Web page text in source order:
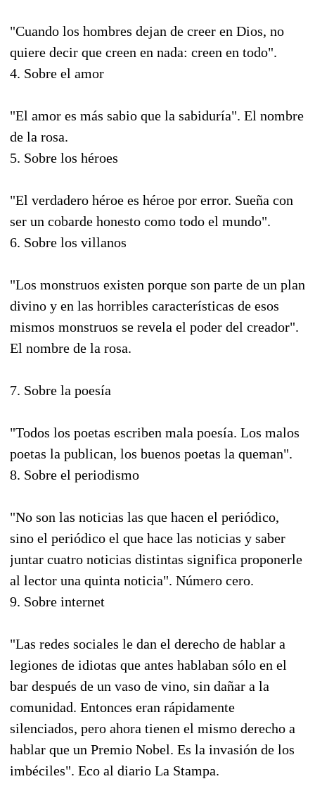
"Cuando los hombres dejan de creer en Dios, no
quiere decir que creen en nada: creen en todo".
4. Sobre el amor
"El amor es más sabio que la sabiduría". El nombre
de la rosa.
5. Sobre los héroes
"El verdadero héroe es héroe por error. Sueña con
ser un cobarde honesto como todo el mundo".
6. Sobre los villanos
"Los monstruos existen porque son parte de un plan
divino y en las horribles características de esos
mismos monstruos se revela el poder del creador".
El nombre de la rosa.
7. Sobre la poesía
"Todos los poetas escriben mala poesía. Los malos
poetas la publican, los buenos poetas la queman".
8. Sobre el periodismo
"No son las noticias las que hacen el periódico,
sino el periódico el que hace las noticias y saber
juntar cuatro noticias distintas significa proponerle
al lector una quinta noticia". Número cero.
9. Sobre internet
"Las redes sociales le dan el derecho de hablar a
legiones de idiotas que antes hablaban sólo en el
bar después de un vaso de vino, sin dañar a la
comunidad. Entonces eran rápidamente
silenciados, pero ahora tienen el mismo derecho a
hablar que un Premio Nobel. Es la invasión de los
imbéciles". Eco al diario La Stampa.